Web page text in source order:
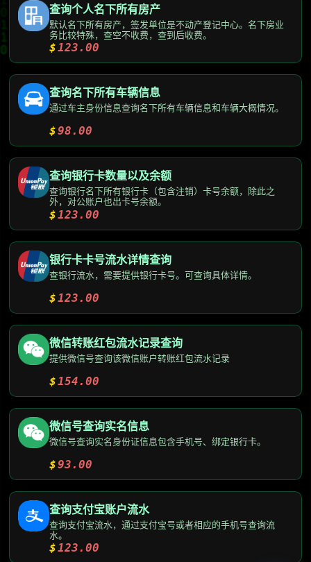
查询个人名下所有房产
默认名下所有房产，签发单位是不动产登记中心。名下房业
务比较特殊，查空不收费，查到后收费。
$123.00
查询名下所有车辆信息
通过车主身份信息查询名下所有车辆信息和车辆大概情况。
$98.00
查询银行卡数量以及余额
查询银行名下所有银行卡（包含注销）卡号余额，除此之
外，对公账户也出卡号余额。
$123.00
银行卡卡号流水详情查询
查银行流水，需要提供银行卡号。可查询具体详情。
$123.00
微信转账红包流水记录查询
提供微信号查询该微信账户转账红包流水记录
$154.00
微信号查询实名信息
微信号查询实名身份证信息包含手机号、绑定银行卡。
$93.00
查询支付宝账户流水
查询支付宝流水，通过支付宝号或者相应的手机号查询流
水。
$123.00